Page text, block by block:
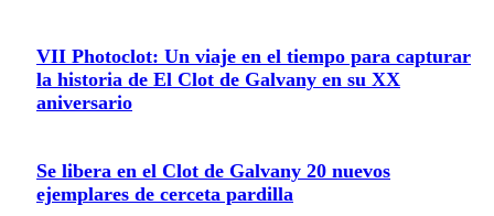
VII Photoclot: Un viaje en el tiempo para capturar
la historia de El Clot de Galvany en su XX
aniversario
Se libera en el Clot de Galvany 20 nuevos
ejemplares de cerceta pardilla